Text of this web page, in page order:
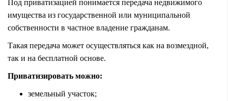
Под приватизацией понимается передача недвижимого
имущества из государственной или муниципальной
собственности в частное владение гражданам.
Такая передача может осуществляться как на возмездной,
так и на бесплатной основе.
Приватизировать можно:
земельный участок;